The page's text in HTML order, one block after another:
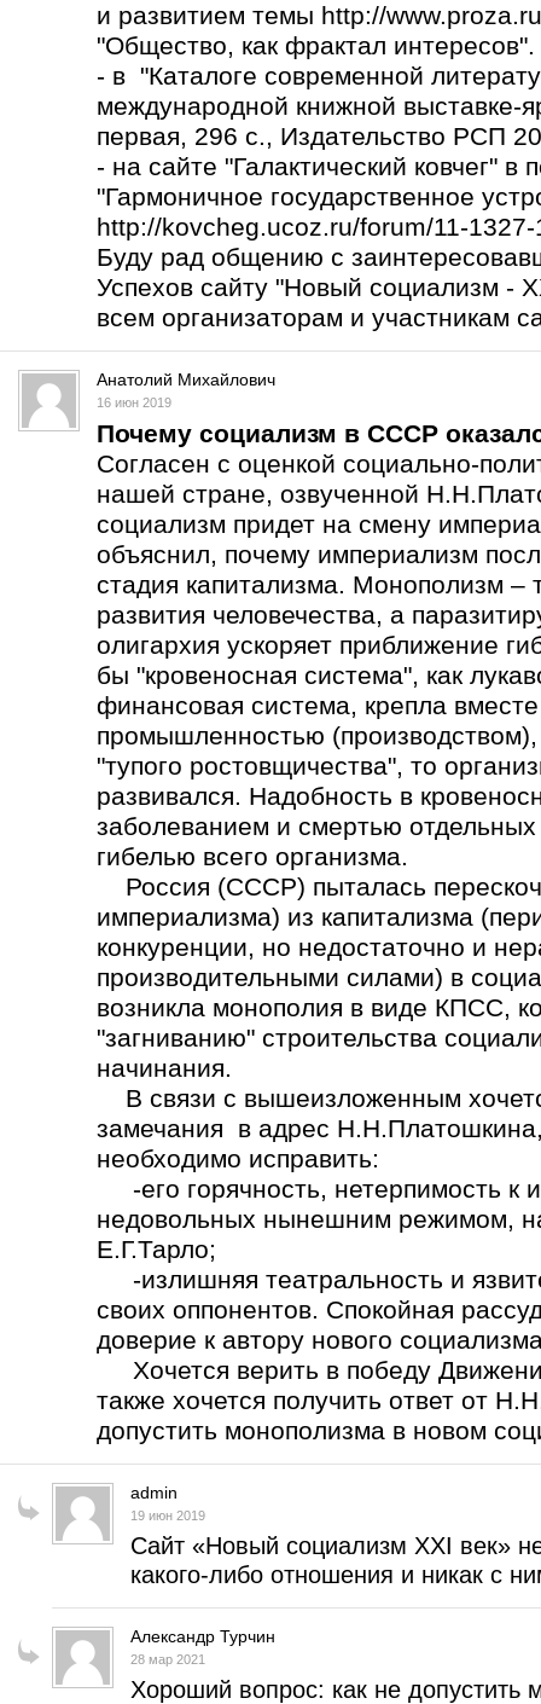
и развитием темы http://
"Общество, как фрактал интересов".
- в "Каталоге современной
международной книжной выставке-
первая, 296 с., Издательство РСП
- на сайте "Галактический ковчег" в
"Гармоничное государственное
http://kovcheg.ucoz.ru/forum/11-
Буду рад общению с
Успехов сайту "Новый социализм -
всем организаторам и участникам
Анатолий Михайлович
16 июн 2019
Почему социализм в СССР
Согласен с оценкой социально-
нашей стране, озвученной
социализм придет на смену
объяснил, почему империализм
стадия капитализма. Монополизм –
развития человечества, а
олигархия ускоряет приближение
бы "кровеносная система", как
финансовая система, крепла
промышленностью (производством),
"тупого ростовщичества", то
развивался. Надобность в
заболеванием и смертью отдельных
гибелью всего организма.
Россия (СССР) пыталась
империализма) из капитализма
конкуренции, но недостаточно и
производительными силами) в
возникла монополия в виде КПСС,
"загниванию" строительства
начинания.
В связи с вышеизложенным
замечания в адрес
необходимо исправить:
-его горячность, нетерпимость
недовольных нынешним режимом,
Е.Г.Тарло;
-излишняя театральность и
своих оппонентов. Спокойная
доверие к автору нового
Хочется верить в победу
также хочется получить ответ от
допустить монополизма в новом
admin
19 июн 2019
Сайт «Новый социализм XXI век»
какого-либо отношения и никак с
Александр Турчин
28 мар 2021
Хороший вопрос: как не допустить